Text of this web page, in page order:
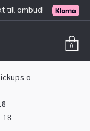
till ombud!
0
o
18